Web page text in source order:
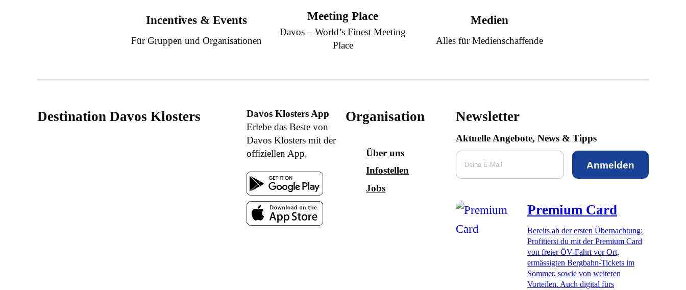
Incentives & Events
Für Gruppen und Organisationen
Meeting Place
Davos – World’s Finest Meeting
Place
Medien
Alles für Medienschaffende
Destination Davos Klosters
Davos Klosters App
Erlebe das Beste von
Davos Klosters mit der
offiziellen App.
Organisation
Über uns
Infostellen
Jobs
Newsletter
Aktuelle Angebote, News & Tipps
Anmelden
Premium Card
Bereits ab der ersten Übernachtung:
Profitierst du mit der Premium Card
von freier ÖV-Fahrt vor Ort,
ermässigten Bergbahn-Tickets im
Sommer, sowie von weiteren
Vorteilen. Auch digital fürs